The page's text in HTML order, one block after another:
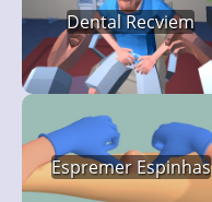
Dental Recviem
Espremer Espinhas